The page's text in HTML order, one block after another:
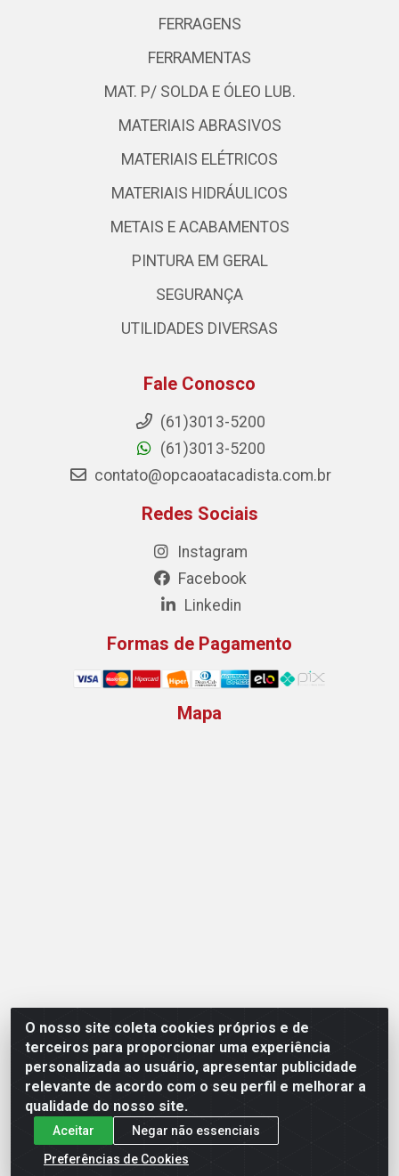
O nosso site coleta cookies próprios e de
terceiros para proporcionar uma experiência
personalizada ao usuário, apresentar publicidade
relevante de acordo com o seu perfil e melhorar a
qualidade do nosso site.
Aceitar
Negar não essenciais
Preferências de Cookies
FERRAGENS
FERRAMENTAS
MAT. P/ SOLDA E ÓLEO LUB.
MATERIAIS ABRASIVOS
MATERIAIS ELÉTRICOS
MATERIAIS HIDRÁULICOS
METAIS E ACABAMENTOS
PINTURA EM GERAL
SEGURANÇA
UTILIDADES DIVERSAS
Fale Conosco
(61)3013-5200
(61)3013-5200
contato@opcaoatacadista.com.br
Redes Sociais
Instagram
Facebook
Linkedin
Formas de Pagamento
Mapa
Opção Atacadista - Setor De Industria Qi 21 Lt 23 A 41,
SN - Setor Industrial (Ceilândia), Brasília/DF - CEP
72265-210 - CNPJ 17.244.285/0001-09